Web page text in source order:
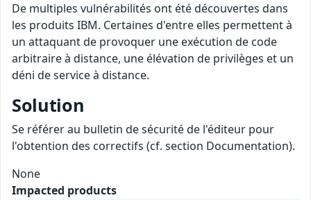
De multiples vulnérabilités ont été découvertes dans
les produits IBM. Certaines d'entre elles permettent à
un attaquant de provoquer une exécution de code
arbitraire à distance, une élévation de privilèges et un
déni de service à distance.
Solution
Se référer au bulletin de sécurité de l'éditeur pour
l'obtention des correctifs (cf. section Documentation).
None
Impacted products